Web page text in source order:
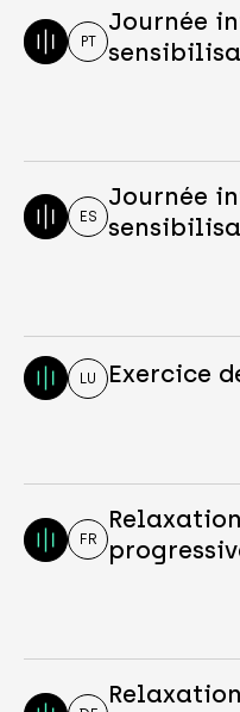
PT
Journée
ES
Journée
LU Exercice
FR